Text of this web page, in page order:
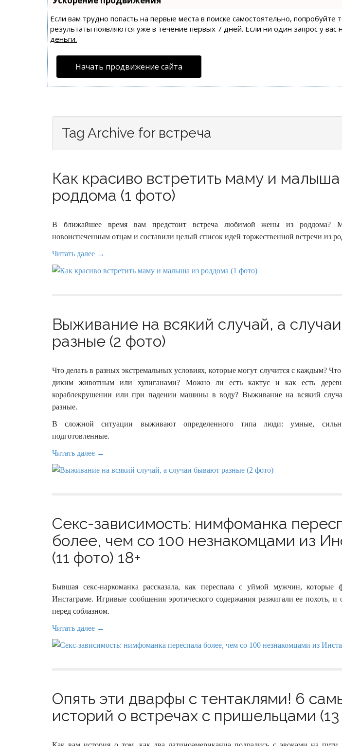
Если вам трудно попасть на первые места в поиске самостоятельно, попробуйте
результаты появляются уже в течение первых 7 дней. Если ни один запрос у вас
деньги.
Начать продвижение сайта
Tag Archive for встреча
Как красиво встретить маму и малыша
роддома (1 фото)
В ближайшее время вам предстоит встреча любимой жены из роддома?
новоиспеченным отцам и составили целый список идей торжественной встречи из
Читать далее →
Выживание на всякий случай, а
разные (2 фото)
Что делать в разных экстремальных условиях, которые могут случится с каждым? Что
диким животным или хулиганами? Можно ли есть кактус и как есть
кораблекрушении или при падении машины в воду? Выживание на всякий
разные.
В сложной ситуации выживают определенного типа люди: умные,
подготовленные.
Читать далее →
Секс-зависимость: нимфоманка
более, чем со 100 незнакомцами из
(11 фото) 18+
Бывшая секс-наркоманка рассказала, как переспала с уймой мужчин, которые
Инстаграме. Игривые сообщения эротического содержания разжигали ее похоть, и
перед соблазном.
Читать далее →
Опять эти дварфы с тентаклями! 6
историй о встречах с пришельцами